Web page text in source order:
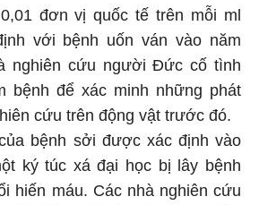
đơn vị quốc tế trên mỗi ml
với bệnh uốn ván vào năm
nghiên cứu người Đức cố tình
bệnh để xác minh những phát
cứu trên động vật trước đó.
bệnh sởi được xác định vào
ký túc xá đại học bị lây bệnh
hiến máu. Các nhà nghiên cứu